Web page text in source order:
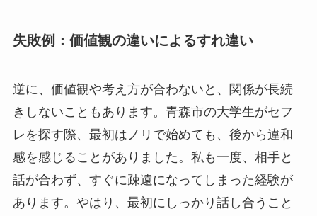
失敗例：価値観の違いによるすれ違い
逆に、価値観や考え方が合わないと、関係が長続
きしないこともあります。青森市の大学生がセフ
レを探す際、最初はノリで始めても、後から違和
感を感じることがありました。私も一度、相手と
話が合わず、すぐに疎遠になってしまった経験が
あります。やはり、最初にしっかり話し合うこと